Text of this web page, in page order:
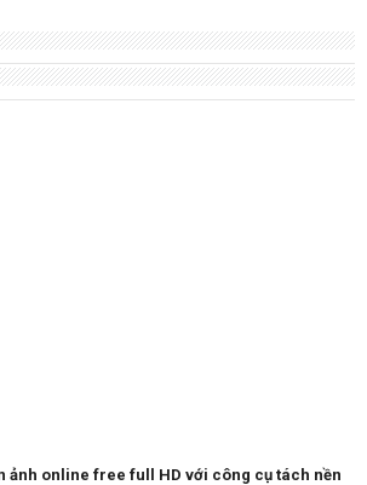
ảnh online free full HD với công cụ tách nền